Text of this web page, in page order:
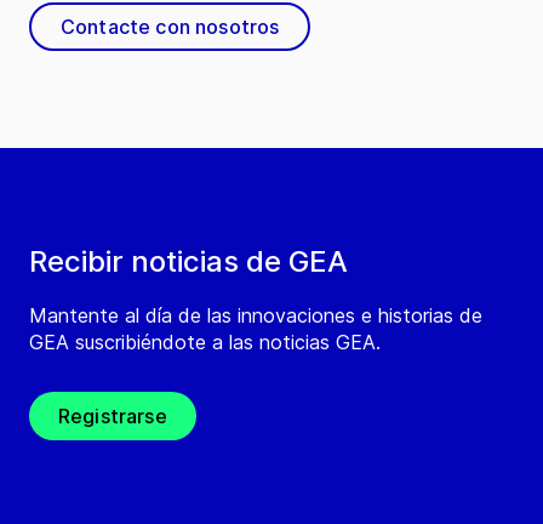
Recibir noticias de GEA
Mantente al día de las innovaciones e historias de
GEA suscribiéndote a las noticias GEA.
Registrarse
Contacte con nosotros